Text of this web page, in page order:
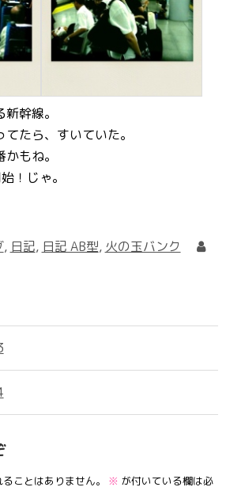
幹線。
たら、すいていた。
もね。
！じゃ。
, 日記, 日記 AB型, 火の玉バンク
ことはありません。 ※ が付いている欄は必